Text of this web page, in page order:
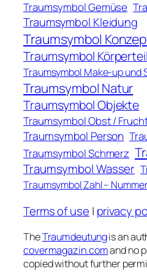
Traumsymbol Gemüse
Traumsymbol Kleidung
Traumsymbol
Traumsymbol
Traumsymbol Make-up und
Traumsymbol Natur
Traumsymbol Objekte
Traumsymbol Obst /
Traumsymbol Person
Traumsymbol Schmerz
Traumsymbol Wasser
Traumsymbol Zahl –
Terms of use | privacy
TheTraumdeutungis an
covermagazin.comand no
copied without further